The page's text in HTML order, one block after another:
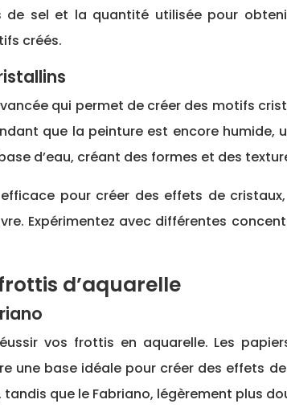
sel et la quantité utilisée pour
créés.
qui permet de créer des motifs
que la peinture est encore
d’eau, créant des formes et des
pour créer des effets de
Expérimentez avec différentes
d’aquarelle
vos frottis en aquarelle. Les
une base idéale pour créer des effets
que le Fabriano, légèrement plus